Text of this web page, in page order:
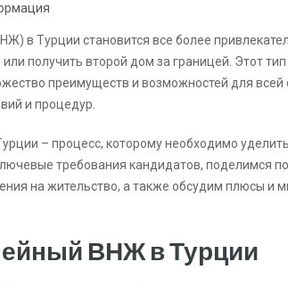
в Турции становится все более
получить второй дом за границей. Этот
преимуществ и возможностей для всей
и процедур.
– процесс, которому необходимо
требования кандидатов, поделимся
на жительство, а также обсудим плюсы и
ВНЖ в Турции